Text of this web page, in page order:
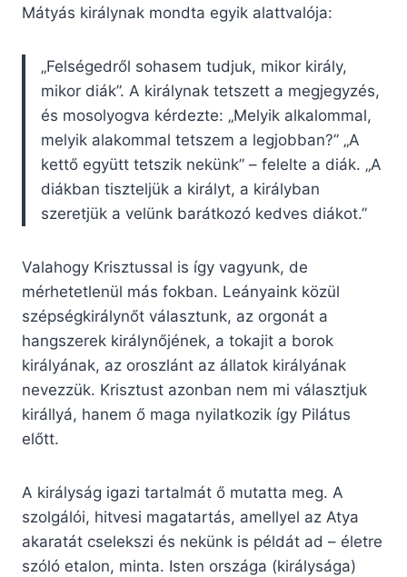
Mátyás királynak mondta egyik alattvalója:
„Felségedről sohasem tudjuk, mikor király,
mikor diák”. A királynak tetszett a megjegyzés,
és mosolyogva kérdezte: „Melyik alkalommal,
melyik alakommal tetszem a legjobban?” „A
kettő együtt tetszik nekünk” – felelte a diák. „A
diákban tiszteljük a királyt, a királyban
szeretjük a velünk barátkozó kedves diákot.”
Valahogy Krisztussal is így vagyunk, de
mérhetetlenül más fokban. Leányaink közül
szépségkirálynőt választunk, az orgonát a
hangszerek királynőjének, a tokajit a borok
királyának, az oroszlánt az állatok királyának
nevezzük. Krisztust azonban nem mi választjuk
királlyá, hanem ő maga nyilatkozik így Pilátus
előtt.
A királyság igazi tartalmát ő mutatta meg. A
szolgálói, hitvesi magatartás, amellyel az Atya
akaratát cselekszi és nekünk is példát ad – életre
szóló etalon, minta. Isten országa (királysága)